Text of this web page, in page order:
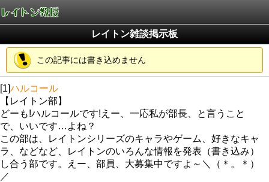
レイトン雑談掲示板
この記事には書き込めません
[1]ハルコール
【レイトン部】
どーも!ハルコールです!えー、一応私が部長、と言うこと
で、いいです…よね？
この部は、レイトンシリーズのキャラやゲーム、好きなキャ
ラ、などなど、レイトンのいろんな情報を発表（書き込み）
し合う部です。えー、部員、大募集中ですよ～＼（＊。＊）
／